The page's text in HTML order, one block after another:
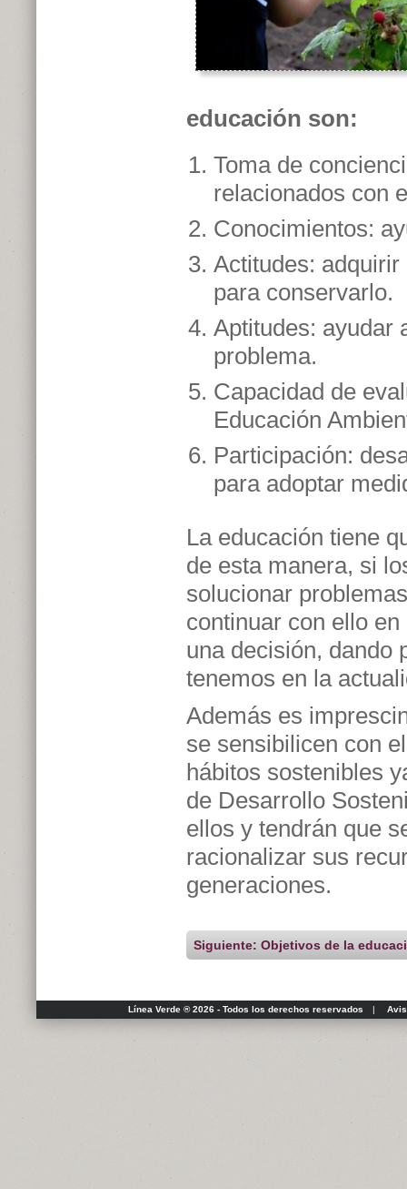
educación son:
Toma de
relacionados con
Conocimientos:
Actitudes:
para conservarlo.
Aptitudes: ayudar
problema.
Capacidad de
Educación
Participación:
para adoptar
La educación tiene
de esta manera, si
solucionar
continuar con ello
una decisión, dando
tenemos en la
Además es
se sensibilicen con
hábitos sostenibles
de Desarrollo
ellos y tendrán que
racionalizar sus
generaciones.
Siguiente: Objetivos de la
Línea Verde ® 2026 - Todos los derechos reservados |